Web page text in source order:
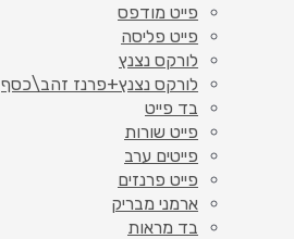
פייט מודפס
פייט פליסה
לורקס נצנץ
לורקס נצנץ+פרנז זהב\כסף
בד פייט
פייט שורות
פייטים ערב
פייט פרנזים
ארמני מבריק
בד מראות